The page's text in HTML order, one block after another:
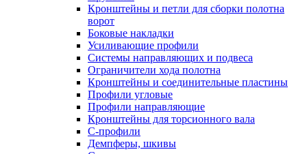
Кронштейны и петли для сборки полотна
ворот
Боковые накладки
Усиливающие профили
Системы направляющих и подвеса
Ограничители хода полотна
Кронштейны и соединительные пластины
Профили угловые
Профили направляющие
Кронштейны для торсионного вала
С-профили
Демпферы, шкивы